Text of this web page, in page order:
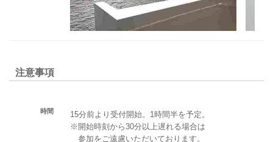
注意事項
時間
15分前より受付開始。1時間半を予定。
※開始時刻から30分以上遅れる場合は
参加をご遠慮いただいております。